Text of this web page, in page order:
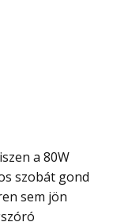
szobát gond
sem jön